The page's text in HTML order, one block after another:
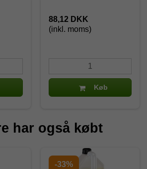
88,12 DKK
(inkl. moms)
Køb
har også købt
-33%